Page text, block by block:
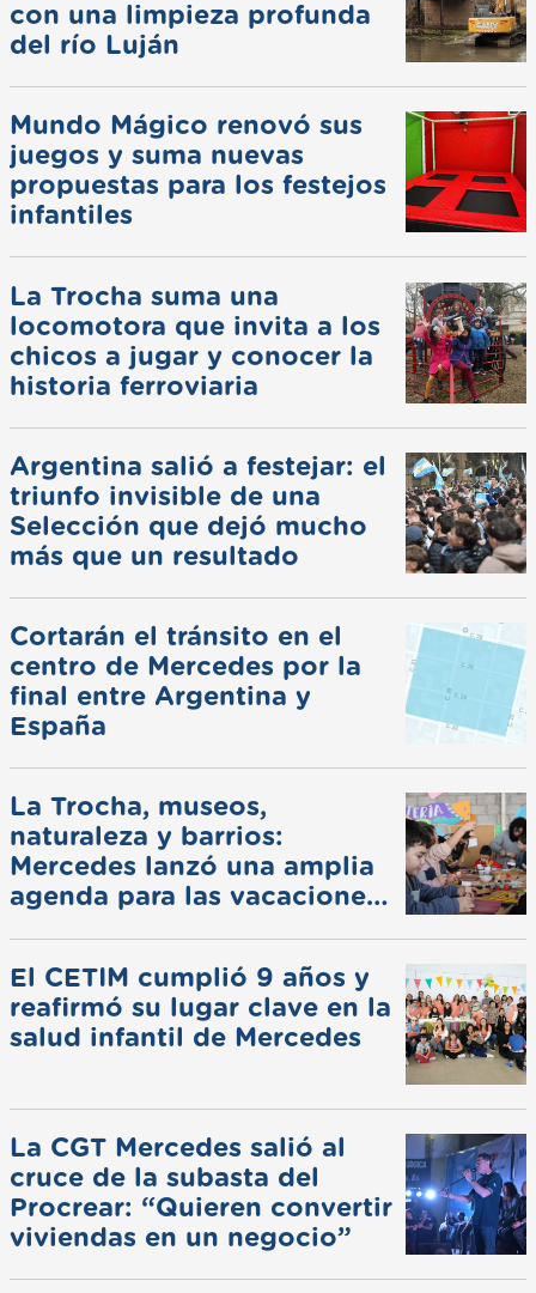
con una limpieza profunda
del río Luján
Mundo Mágico renovó sus
juegos y suma nuevas
propuestas para los festejos
infantiles
La Trocha suma una
locomotora que invita a los
chicos a jugar y conocer la
historia ferroviaria
Argentina salió a festejar: el
triunfo invisible de una
Selección que dejó mucho
más que un resultado
Cortarán el tránsito en el
centro de Mercedes por la
final entre Argentina y
España
La Trocha, museos,
naturaleza y barrios:
Mercedes lanzó una amplia
agenda para las vacaciones
El CETIM cumplió 9 años y
reafirmó su lugar clave en la
salud infantil de Mercedes
La CGT Mercedes salió al
cruce de la subasta del
Procrear: “Quieren convertir
viviendas en un negocio”